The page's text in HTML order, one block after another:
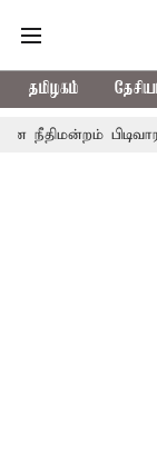
தமிழகம்